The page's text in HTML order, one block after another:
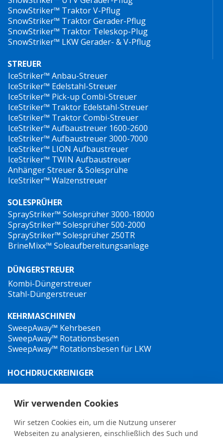
SnowStriker™ Traktor V-Pflug
SnowStriker™ Traktor Gerader-Pflug
SnowStriker™ Traktor Teleskop-Plug
SnowStriker™ LKW Gerader- & V-Pflug
STREUER
IceStriker™ Anbau-Streuer
IceStriker™ Edelstahl-Streuer
IceStriker™ Pick-up Combi-Streuer
IceStriker™ Traktor Edelstahl-Streuer
IceStriker™ Traktor Combi-Streuer
IceStriker™ Aufbaustreuer 1600-2600
IceStriker™ Aufbaustreuer 3000-7000
IceStriker™ LION Aufbaustreuer
IceStriker™ TWIN Aufbaustreuer
Anhänger Streuer & Solesprühe
IceStriker™ Walzenstreuer
SOLESPRÜHER
SprayStriker™ Solesprüher 3000-18000
SprayStriker™ Solesprüher 500-2000
SprayStriker™ Solesprüher 250TR
BrineMixx™ Soleaufbereitungsanlage
DÜNGERSTREUER
Kombi-Düngerstreuer
Stahl-Düngerstreuer
KEHRMASCHINEN
SweepAway™ Kehrbesen
SweepAway™ Rotationsbesen
SweepAway™ Rotationsbesen für LKW
HOCHDRUCKREINIGER
TowJet-it™ Anhänger-Heißwasser-Hochdruckreiniger
Jet-it™ Hochdruckreiniger
Jet-it™ Hydraulik-Hochdruckreiniger
UNKRAUTBEKÄMPFUNG
Wir verwenden Cookies
Wir setzen Cookies ein, um die Nutzung unserer
Webseiten zu analysieren, einschließlich des Such und